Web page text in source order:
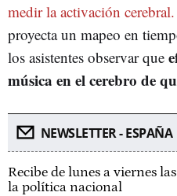
medir la activación cerebral.
proyecta un mapeo en
los asistentes observar que
música en el cerebro de
NEWSLETTER - ESPAÑA
Recibe de lunes a viernes
la política nacional